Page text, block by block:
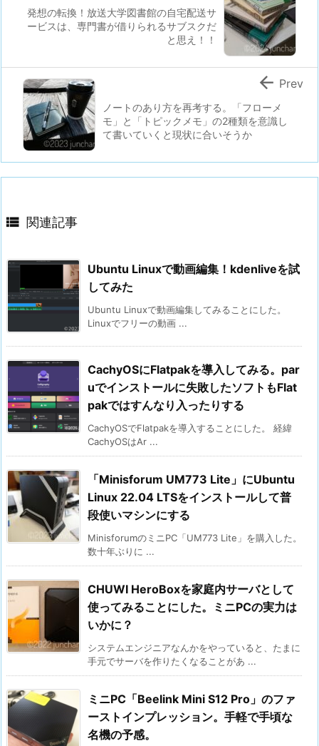
発想の転換！放送大学図書館の自宅配送サ
ービスは、専門書が借りられるサブスクだ
と思え！！
ノートのあり方を再考する。「フローメ
モ」と「トピックメモ」の2種類を意識し
て書いていくと現状に合いそうか
 Prev
 関連記事
Ubuntu Linuxで動画編集！kdenliveを試
してみた
Ubuntu Linuxで動画編集してみることにした。
Linuxでフリーの動画 ...
CachyOSにFlatpakを導入してみる。par
uでインストールに失敗したソフトもFlat
pakではすんなり入ったりする
CachyOSでFlatpakを導入することにした。 経緯
CachyOSはAr ...
「Minisforum UM773 Lite」にUbuntu
Linux 22.04 LTSをインストールして普
段使いマシンにする
MinisforumのミニPC「UM773 Lite」を購入した。
数十年ぶりに ...
CHUWI HeroBoxを家庭内サーバとして
使ってみることにした。ミニPCの実力は
いかに？
システムエンジニアなんかをやっていると、たまに
手元でサーバを作りたくなることがあ ...
ミニPC「Beelink Mini S12 Pro」のファ
ーストインプレッション。手軽で手頃な
名機の予感。